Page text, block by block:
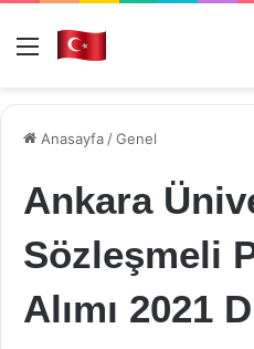
Menü
Anasayfa /Genel
Ankara
Sözleşmeli
Alımı 2021